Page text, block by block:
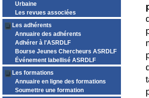
Urbaine
Les revues associées
Les adhérents
Annuaire des adhérents
Adhérer à l'ASRDLF
Bourse Jeunes Chercheurs ASRDLF
Événement labellisé ASRDLF
Les formations
Annuaire en ligne des formations
Soumettre une formation